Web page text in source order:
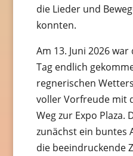
die Lieder und
konnten.
Am 13. Juni 2026
Tag endlich
regnerischen
voller Vorfreude mit
Weg zur Expo Plaza.
zunächst ein buntes
die beeindruckende